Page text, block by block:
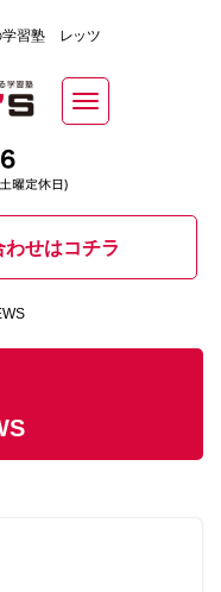
学習塾 レッツ
Toggle
navigation
せはコチラ